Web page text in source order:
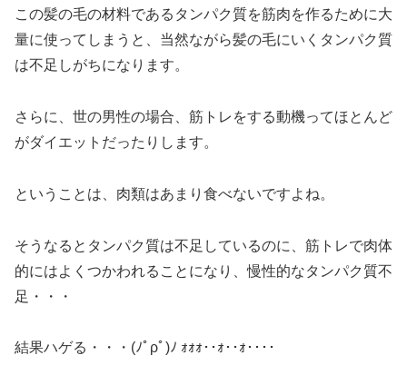
この髪の毛の材料であるタンパク質を筋肉を作るために大
量に使ってしまうと、当然ながら髪の毛にいくタンパク質
は不足しがちになります。
さらに、世の男性の場合、筋トレをする動機ってほとんど
がダイエットだったりします。
ということは、肉類はあまり食べないですよね。
そうなるとタンパク質は不足しているのに、筋トレで肉体
的にはよくつかわれることになり、慢性的なタンパク質不
足・・・
結果ハゲる・・・(ﾉﾟρﾟ)ﾉ ｫｫｫ･･ｫ･･ｫ････